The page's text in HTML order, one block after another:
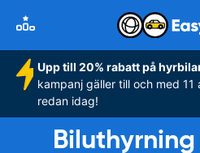
Upp till 20% rabatt på
kampanj gäller till och med
redan idag!